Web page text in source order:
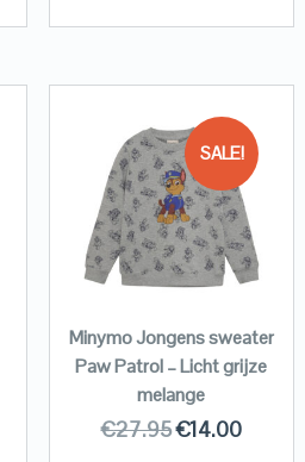
SALE!
Minymo Jongens sweater
Paw Patrol – Licht grijze
melange
€27.95€14.00